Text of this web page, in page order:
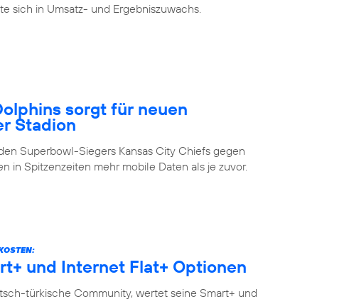
sich in Umsatz- und Ergebniszuwachs.
sorgt für neuen
Stadion
Superbowl-Siegers Kansas City Chiefs gegen
in Spitzenzeiten mehr mobile Daten als je zuvor.
und Internet Flat+ Optionen
türkische Community, wertet seine Smart+ und